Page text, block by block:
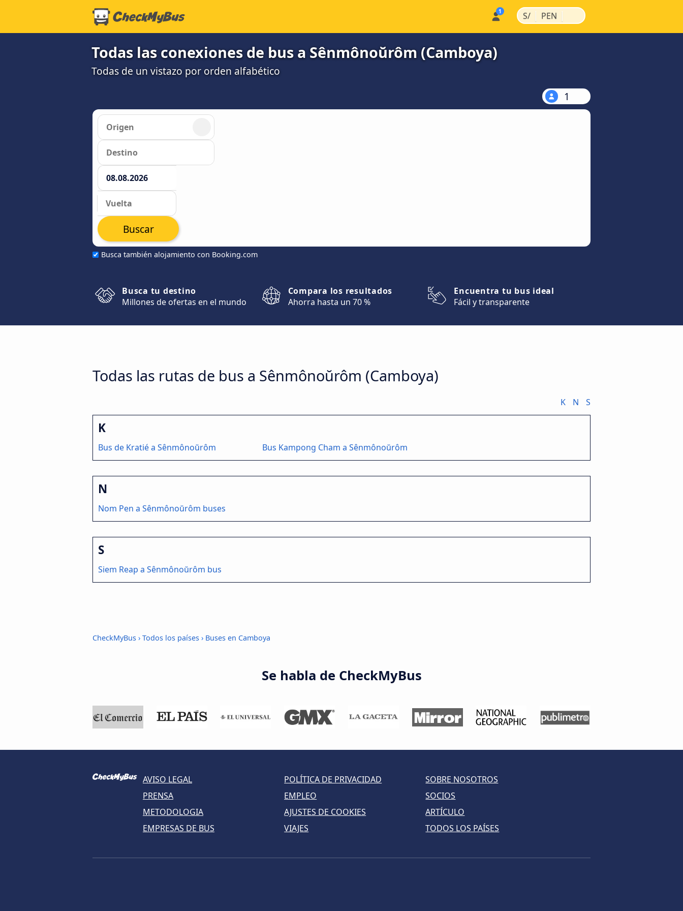
S/ | PEN |
Todas las conexiones de bus a Sênmônoŭrôm (Camboya)
Todas de un vistazo por orden alfabético
1
Busca también alojamiento con Booking.com
Buscar
Busca tu destino
Millones de ofertas en el mundo
Compara los resultados
Ahorra hasta un 70 %
Encuentra tu bus ideal
Fácil y transparente
Todas las rutas de bus a Sênmônoŭrôm (Camboya)
K N S
K
Bus de Kratié a Sênmônoŭrôm Bus Kampong Cham a Sênmônoŭrôm
N
Nom Pen a Sênmônoŭrôm buses
S
Siem Reap a Sênmônoŭrôm bus
CheckMyBus › Todos los países › Buses en Camboya
Se habla de CheckMyBus
AVISO LEGAL POLÍTICA DE PRIVACIDAD
SOBRE NOSOTROS
PRENSA
EMPLEO
SOCIOS
METODOLOGIA
AJUSTES DE COOKIES
ARTÍCULO
EMPRESAS DE BUS
VIAJES TODOS LOS PAÍSES